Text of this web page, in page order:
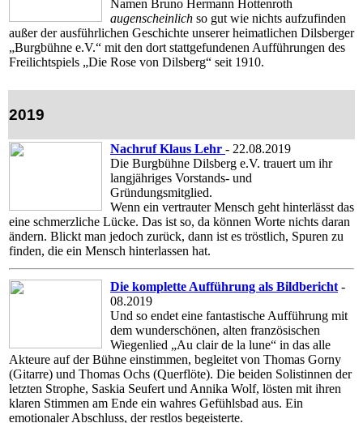
Namen Bruno Hermann Hottenroth
augenscheinlich so gut wie nichts aufzufinden
außer der ausführlichen Geschichte unserer heimatlichen Dilsberger
„Burgbühne e.V.“ mit den dort stattgefundenen Aufführungen des
Freilichtspiels „Die Rose von Dilsberg“ seit 1910.
2019
Nachruf Klaus Lehr - 22.08.2019
Die Burgbühne Dilsberg e.V. trauert um ihr
langjähriges Vorstands- und
Gründungsmitglied.
Wenn ein vertrauter Mensch geht hinterlässt das
eine schmerzliche Lücke. Das ist so, da können Worte nichts daran
ändern. Blickt man jedoch zurück, dann ist es tröstlich, Spuren zu
finden, die ein Mensch hinterlassen hat.
Die komplette Aufführung als Bildbericht -
08.2019
Und so endet eine fantastische Aufführung mit
dem wunderschönen, alten französischen
Wiegenlied „Au clair de la lune“ in das alle
Akteure auf der Bühne einstimmen, begleitet von Thomas Gorny
(Gitarre) und Thomas Ochs (Querflöte). Die beiden Solistinnen der
letzten Strophe, Saskia Seufert und Annika Wolf, lösten mit ihren
klaren Stimmen am Ende ein wahres Gefühlsbad aus. Ein
emotionaler Abschluss, der restlos begeisterte.